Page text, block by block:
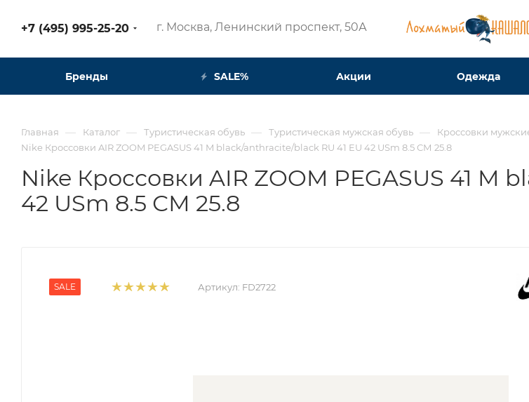
+7 (495) 995-25-20​ г. Москва, Ленинский проспект, 50А​
Бренды SALE% Акции Одежда
Главная — Каталог — Туристическая обувь — Туристическая мужская обувь — Кроссовки
Nike Кроссовки AIR ZOOM PEGASUS 41 M black/anthracite/black RU 41 EU 42 USm 8.5 СМ 25.8
Nike Кроссовки AIR ZOOM PEGASUS 41 M
42 USm 8.5 СМ 25.8
SALE Артикул: FD2722